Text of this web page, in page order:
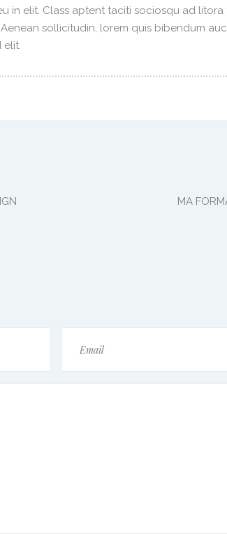
in elit. Class aptent taciti sociosqu ad
sollicitudin, lorem quis bibendum
elit.
MA